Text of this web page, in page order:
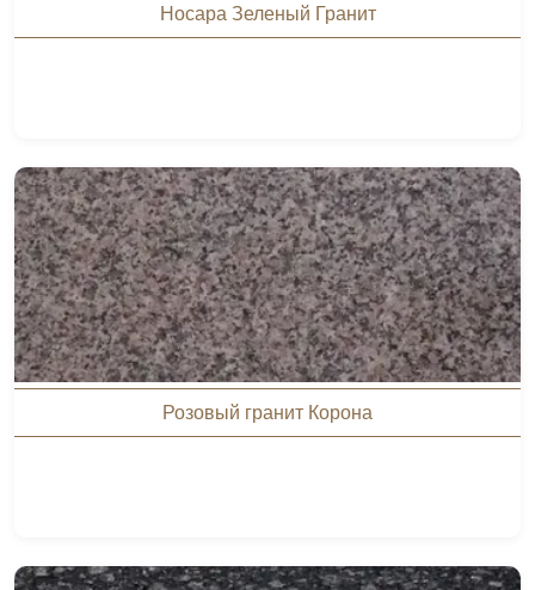
Носара Зеленый Гранит
Розовый гранит Корона